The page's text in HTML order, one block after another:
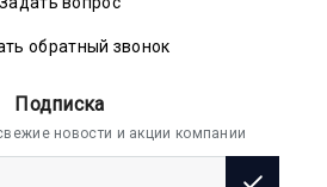
обратный звонок
Подписка
новости и акции компании